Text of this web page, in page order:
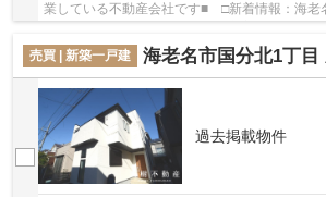
業している不動産会社です■ □新着情報：海
売買 | 新築一戸建
海老名市国分北1丁目 新築戸建て 全２棟
過去掲載物件